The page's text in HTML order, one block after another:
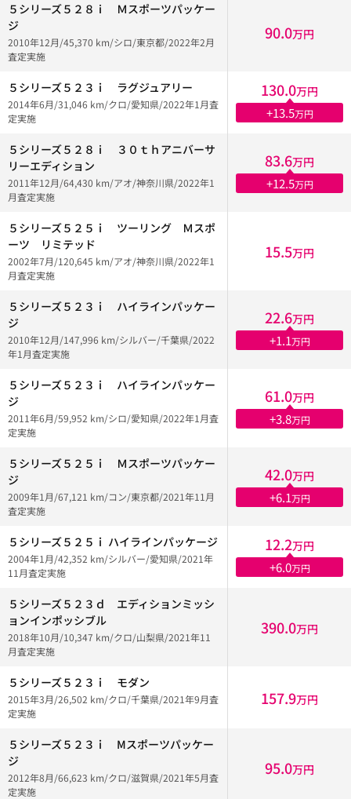
５シリーズ５２８ⅰ Ｍスポーツパッケー
ジ
2010年12月/45,370 km/シロ/東京都/2022年2月
査定実施
90.0万円
５シリーズ５２３ｉ ラグジュアリー
2014年6月/31,046 km/クロ/愛知県/2022年1月査
定実施
130.0万円
+13.5万円
５シリーズ５２８ⅰ ３０ｔｈアニバーサ
リーエディション
2011年12月/64,430 km/アオ/神奈川県/2022年1
月査定実施
83.6万円
+12.5万円
５シリーズ５２５ｉ ツーリング Ｍスポ
ーツ リミテッド
2002年7月/120,645 km/アオ/神奈川県/2022年1
月査定実施
15.5万円
５シリーズ５２３ｉ ハイラインパッケー
ジ
2010年12月/147,996 km/シルバー/千葉県/2022
年1月査定実施
22.6万円
+1.1万円
５シリーズ５２３ｉ ハイラインパッケー
ジ
2011年6月/59,952 km/シロ/愛知県/2022年1月査
定実施
61.0万円
+3.8万円
５シリーズ５２５ｉ Ｍスポーツパッケー
ジ
2009年1月/67,121 km/コン/東京都/2021年11月
査定実施
42.0万円
+6.1万円
５シリーズ５２５ｉ ハイラインパッケージ
2004年1月/42,352 km/シルバー/愛知県/2021年
11月査定実施
12.2万円
+6.0万円
５シリーズ５２３ｄ エディションミッシ
ョンインポッシブル
2018年10月/10,347 km/クロ/山梨県/2021年11
月査定実施
390.0万円
５シリーズ５２３ｉ モダン
2015年3月/26,502 km/クロ/千葉県/2021年9月査
定実施
157.9万円
５シリーズ５２３ｉ Mスポーツパッケー
ジ
2012年8月/66,623 km/クロ/滋賀県/2021年5月査
定実施
95.0万円